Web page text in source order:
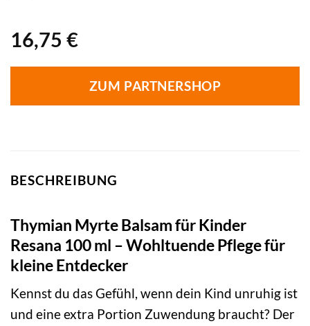
16,75 €
ZUM PARTNERSHOP
BESCHREIBUNG
Thymian Myrte Balsam für Kinder
Resana 100 ml – Wohltuende Pflege für
kleine Entdecker
Kennst du das Gefühl, wenn dein Kind unruhig ist
und eine extra Portion Zuwendung braucht? Der